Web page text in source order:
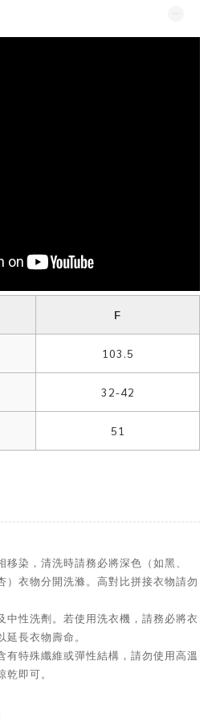
F
103.5
32-42
51
移染，清洗時請務必將深色（如黑、
）衣物分開洗滌。高對比拼接衣物請勿
中性洗劑。若使用洗衣機，請務必將衣
長衣物壽命。
有特殊纖維或彈性結構，請勿使用高溫
即可。